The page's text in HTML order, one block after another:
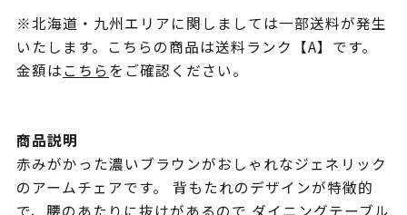
※北海道・九州エリアに関しましては一部送料が発生
いたします。こちらの商品は送料ランク【A】です。
金額はこちらをご確認ください。
商品説明
赤みがかった濃いブラウンがおしゃれなジェネリック
のアームチェアです。 背もたれのデザインが特徴的